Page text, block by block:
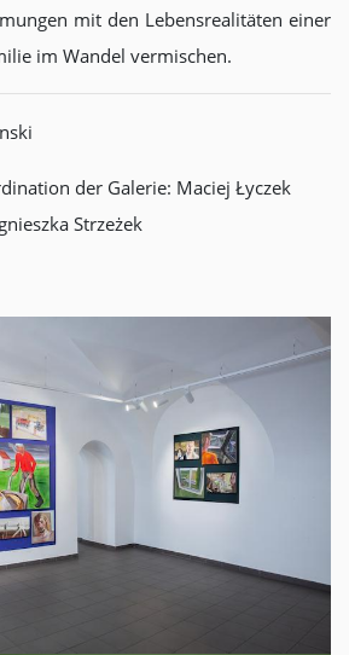
mit den Lebensrealitäten einer
im Wandel vermischen.
der Galerie: Maciej Łyczek
Strzeżek